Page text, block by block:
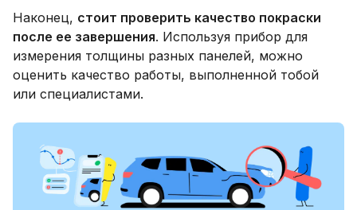
Наконец, стоит проверить качество покраски
после ее завершения. Используя прибор для
измерения толщины разных панелей, можно
оценить качество работы, выполненной тобой
или специалистами.